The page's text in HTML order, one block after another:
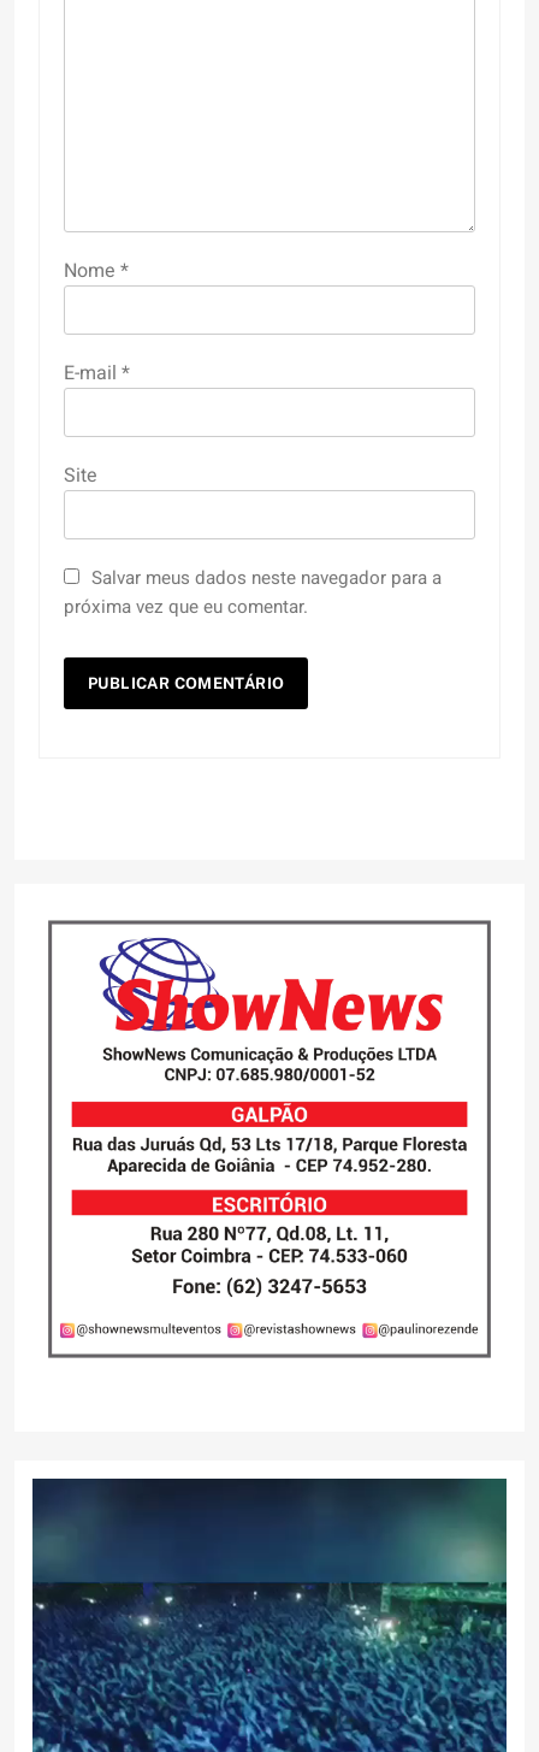
Nome *
E-mail *
Site
Salvar meus dados neste navegador para a
próxima vez que eu comentar.